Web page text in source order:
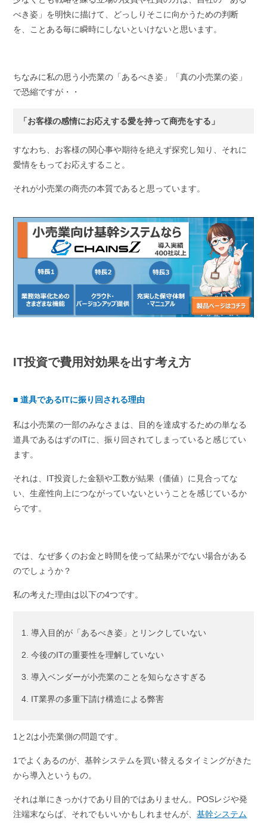
べき姿」を明快に描けて、どっしりそこに向かうための判断
を、ことある毎に瞬時にしないといけないと思います。
ちなみに私の思う小売業の「あるべき姿」「真の小売業の姿」
で恐縮ですが・・
「お客様の感情にお応えする愛を持って商売をする」
すなわち、お客様の関心事や期待を絶えず探究し知り、それに
愛情をもってお応えすること。
それが小売業の商売の本質であると思っています。
IT投資で費用対効果を出す考え方
■道具であるITに振り回される理由
私は小売業の一部のみなさまは、目的を達成するための単なる
道具であるはずのITに、振り回されてしまっていると感じてい
ます。
それは、IT投資した金額や工数が結果（価値）に見合ってな
い、生産性向上につながっていないということを感じているか
らです。
では、なぜ多くのお金と時間を使って結果がでない場合がある
のでしょうか？
私の考えた理由は以下の4つです。
導入目的が「あるべき姿」とリンクしていない
今後のITの重要性を理解していない
導入ベンダーが小売業のことを知らなさすぎる
IT業界の多重下請け構造による弊害
1と2は小売業側の問題です。
1でよくあるのが、基幹システムを買い替えるタイミングがきた
から導入というもの。
それは単にきっかけであり目的ではありません。POSレジや発
注端末ならば、それでもいいかもしれませんが、基幹システム